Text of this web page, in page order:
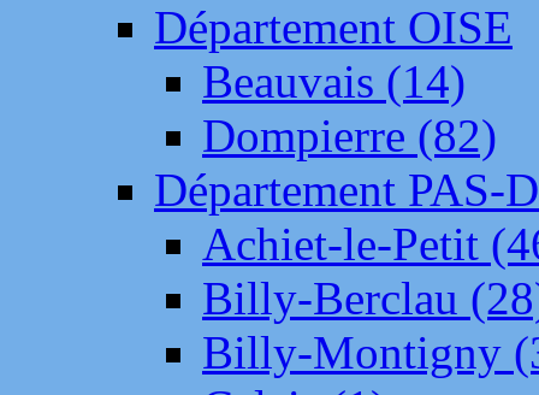
Département OISE
Beauvais (14)
Dompierre (82)
Département PAS-
Achiet-le-Petit
Billy-Berclau
Billy-Montigny